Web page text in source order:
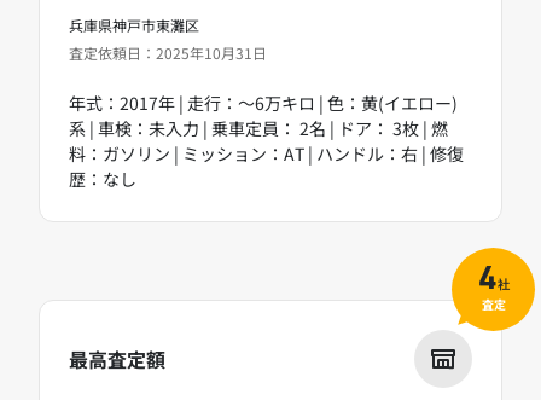
兵庫県神戸市東灘区
査定依頼日：2025年10月31日
年式：2017年 | 走行：～6万キロ | 色：黄(イエロー)
系 | 車検：未入力 | 乗車定員： 2名 | ドア： 3枚 | 燃
料：ガソリン | ミッション：AT | ハンドル：右 | 修復
歴：なし
最高査定額
4社
査定